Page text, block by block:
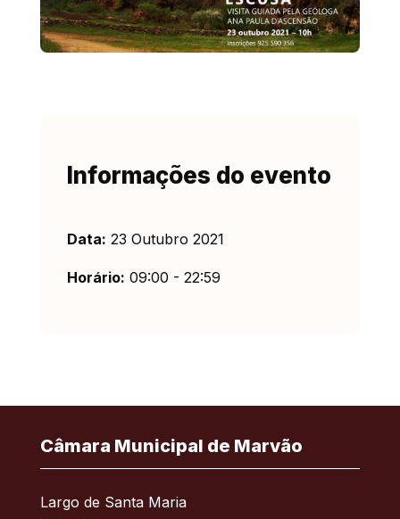
Informações do evento
Data: 23 Outubro 2021
Horário: 09:00 - 22:59
Câmara Municipal de Marvão
Largo de Santa Maria